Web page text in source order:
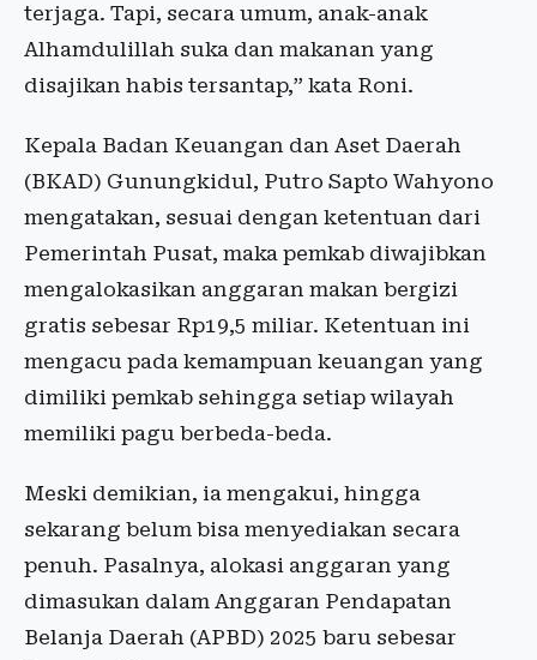
terjaga. Tapi, secara umum, anak-anak
Alhamdulillah suka dan makanan yang
disajikan habis tersantap,” kata Roni.
Kepala Badan Keuangan dan Aset Daerah
(BKAD) Gunungkidul, Putro Sapto Wahyono
mengatakan, sesuai dengan ketentuan dari
Pemerintah Pusat, maka pemkab diwajibkan
mengalokasikan anggaran makan bergizi
gratis sebesar Rp19,5 miliar. Ketentuan ini
mengacu pada kemampuan keuangan yang
dimiliki pemkab sehingga setiap wilayah
memiliki pagu berbeda-beda.
Meski demikian, ia mengakui, hingga
sekarang belum bisa menyediakan secara
penuh. Pasalnya, alokasi anggaran yang
dimasukan dalam Anggaran Pendapatan
Belanja Daerah (APBD) 2025 baru sebesar